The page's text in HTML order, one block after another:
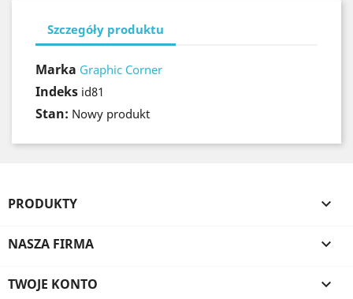
Szczegóły produktu
Marka Graphic Corner
Indeks id81
Stan: Nowy produkt
PRODUKTY 
NASZA FIRMA 
TWOJE KONTO 